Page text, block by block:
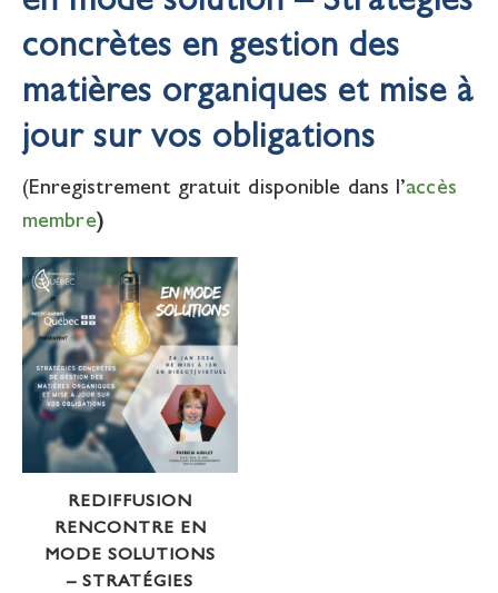
concrètes en gestion des
matières organiques et mise à
jour sur vos obligations
(Enregistrement gratuit disponible dans l’accès
membre)
REDIFFUSION
RENCONTRE EN
MODE SOLUTIONS
– STRATÉGIES